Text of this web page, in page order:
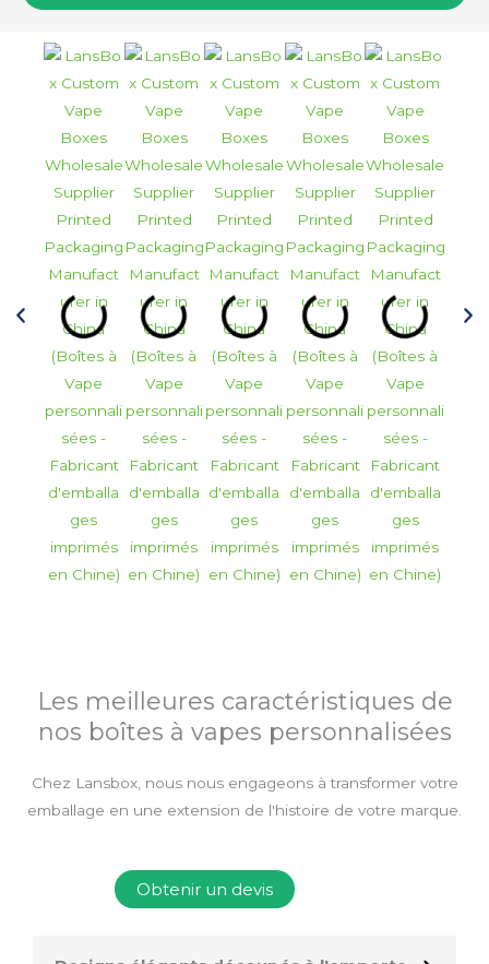
Les meilleures caractéristiques de
nos boîtes à vapes personnalisées
Chez Lansbox, nous nous engageons à transformer votre
emballage en une extension de l'histoire de votre marque.
Obtenir un devis